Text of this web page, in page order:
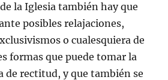
la Iglesia también hay que
posibles relajaciones,
o cualesquiera de
formas que puede tomar la
de rectitud, y que también se